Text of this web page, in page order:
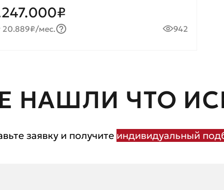
20.889₽/мес. 942
НАШЛИ ЧТО
заявку и получите индивидуальный